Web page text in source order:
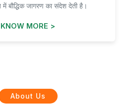
बौद्धिक जागरण का संदेश देती है।
KNOW MORE >
About Us